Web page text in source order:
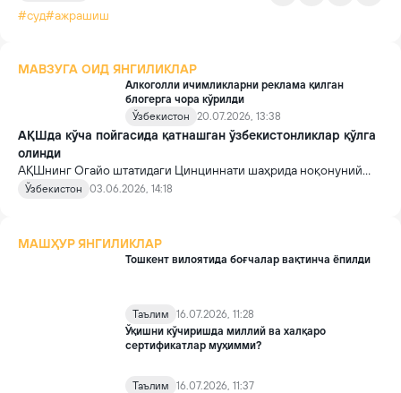
#суд#ажрашиш
МАВЗУГА ОИД ЯНГИЛИКЛАР
Алкоголли ичимликларни реклама қилган
блогерга чора кўрилди
Ўзбекистон
20.07.2026, 13:38
АҚШда кўча пойгасида қатнашган ўзбекистонликлар қўлга
олинди
АҚШнинг Огайо штатидаги Цинциннати шаҳрида ноқонуний
кўча пойгаси ташкил этганликда гумон қилинган 6 нафар шахс
Ўзбекистон 03.06.2026, 14:18
МАШҲУР ЯНГИЛИКЛАР
Тошкент вилоятида боғчалар вақтинча ёпилди
Таълим
16.07.2026, 11:28
Ўқишни кўчиришда миллий ва халқаро
сертификатлар муҳимми?
Таълим
16.07.2026, 11:37